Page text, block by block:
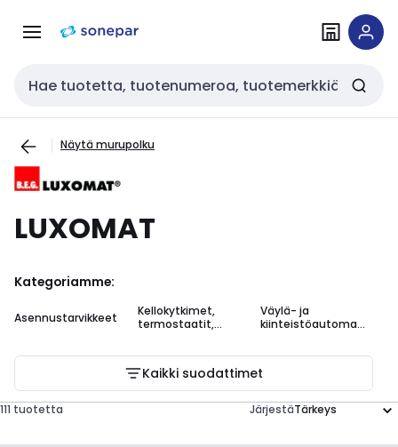
navigointiinsisältöön
Haku
Näytä murupolku
LUXOMAT
Kategoriamme:
Asennustarvikkeet
Kellokytkimet,
termostaatit,
Väylä- ja
kiinteistöautomaa
Kaikki suodattimet
111 tuotetta Järjestä